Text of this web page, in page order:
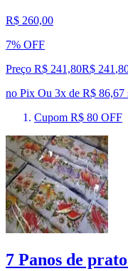
R$ 260,00
7% OFF
Preço R$ 241,80R$ 241 ,
no Pix Ou 3x de R$ 86,67
Cupom R$ 80 OFF
7 Panos de